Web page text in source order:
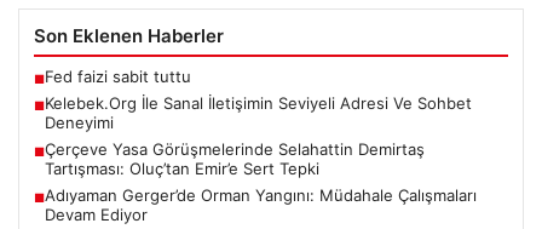
Son Eklenen Haberler
■Fed faizi sabit tuttu
■Kelebek.Org İle Sanal İletişimin Seviyeli Adresi Ve Sohbet
Deneyimi
■Çerçeve Yasa Görüşmelerinde Selahattin Demirtaş
Tartışması: Oluç’tan Emir’e Sert Tepki
■Adıyaman Gerger’de Orman Yangını: Müdahale Çalışmaları
Devam Ediyor